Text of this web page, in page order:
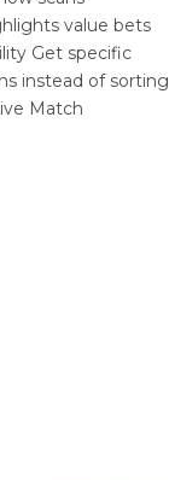
value bets
Get specific
instead of sorting
Match